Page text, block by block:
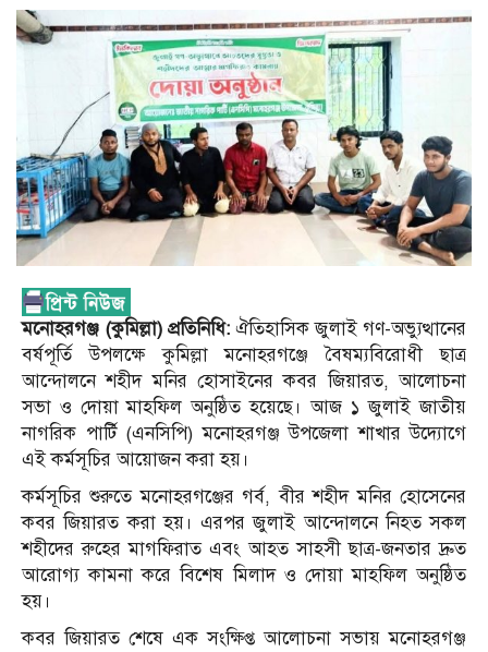
মনোহরগঞ্জ (কুমিল্লা) প্রতিনিধি: ঐতিহাসিক জুলাই গণ-অভ্যুত্থানের
বর্ষপূর্তি উপলক্ষে কুমিল্লা মনোহরগঞ্জে বৈষম্যবিরোধী ছাত্র
আন্দোলনে শহীদ মনির হোসাইনের কবর জিয়ারত, আলোচনা
সভা ও দোয়া মাহফিল অনুষ্ঠিত হয়েছে। আজ ১ জুলাই জাতীয়
নাগরিক পার্টি (এনসিপি) মনোহরগঞ্জ উপজেলা শাখার উদ্যোগে
এই কর্মসূচির আয়োজন করা হয়।
কর্মসূচির শুরুতে মনোহরগঞ্জের গর্ব, বীর শহীদ মনির হোসেনের
কবর জিয়ারত করা হয়। এরপর জুলাই আন্দোলনে নিহত সকল
শহীদের রুহের মাগফিরাত এবং আহত সাহসী ছাত্র-জনতার দ্রুত
আরোগ্য কামনা করে বিশেষ মিলাদ ও দোয়া মাহফিল অনুষ্ঠিত
হয়।
কবর জিয়ারত শেষে এক সংক্ষিপ্ত আলোচনা সভায় মনোহরগঞ্জ